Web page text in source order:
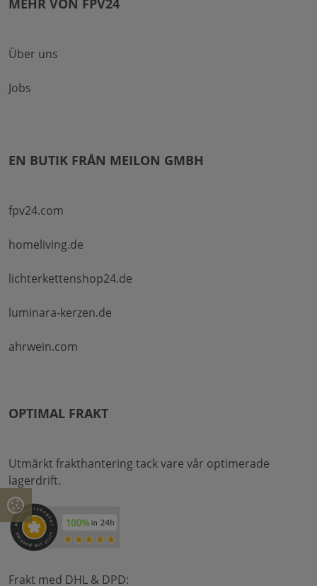
MEHR VON FPV24
Über uns
Jobs
EN BUTIK FRÅN MEILON GMBH
fpv24.com
homeliving.de
lichterkettenshop24.de
luminara-kerzen.de
ahrwein.com
OPTIMAL FRAKT
Utmärkt frakthantering tack vare vår optimerade
lagerdrift.
Frakt med DHL & DPD: